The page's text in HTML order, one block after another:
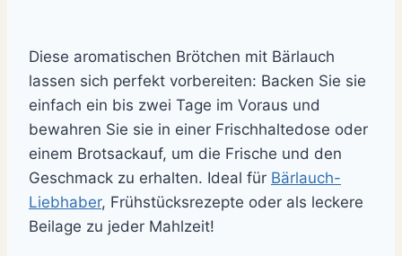
Diese aromatischen Brötchen mit Bärlauch
lassen sich perfekt vorbereiten: Backen Sie sie
einfach ein bis zwei Tage im Voraus und
bewahren Sie sie in einer Frischhaltedose oder
einem Brotsackauf, um die Frische und den
Geschmack zu erhalten. Ideal für Bärlauch-
Liebhaber, Frühstücksrezepte oder als leckere
Beilage zu jeder Mahlzeit!